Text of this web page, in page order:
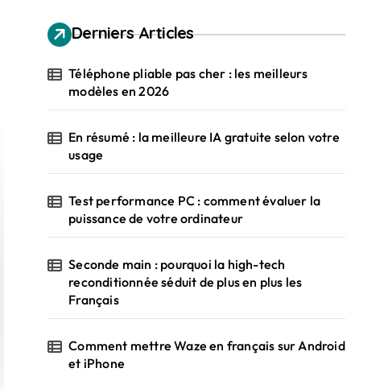
Derniers Articles
Téléphone pliable pas cher : les meilleurs
modèles en 2026
En résumé : la meilleure IA gratuite selon votre
usage
Test performance PC : comment évaluer la
puissance de votre ordinateur
Seconde main : pourquoi la high-tech
reconditionnée séduit de plus en plus les
Français
Comment mettre Waze en français sur Android
et iPhone